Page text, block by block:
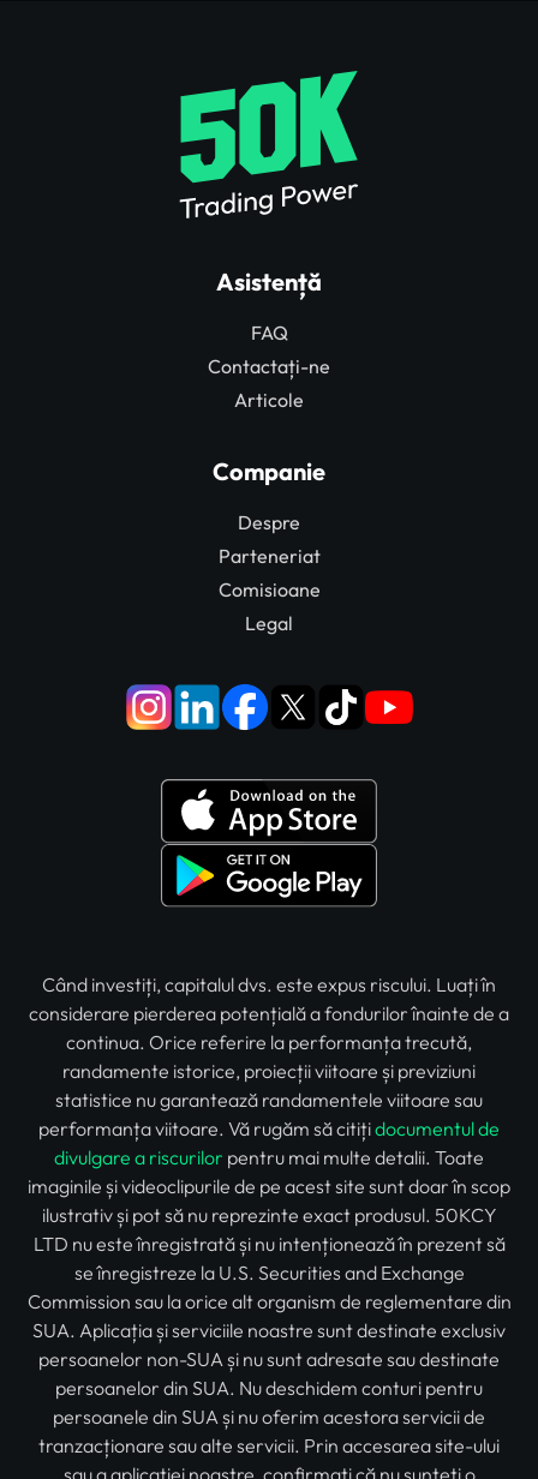
Asistență
FAQ
Contactați-ne
Articole
Companie
Despre
Parteneriat
Comisioane
Legal
Când investiți, capitalul dvs. este expus riscului. Luați în
considerare pierderea potențială a fondurilor înainte de a
continua. Orice referire la performanța trecută,
randamente istorice, proiecții viitoare și previziuni
statistice nu garantează randamentele viitoare sau
performanța viitoare. Vă rugăm să citițidocumentul de
divulgare a riscurilor pentru mai multe detalii. Toate
imaginile și videoclipurile de pe acest site sunt doar în scop
ilustrativ și pot să nu reprezinte exact produsul. 50KCY
LTD nu este înregistrată și nu intenționează în prezent să
se înregistreze la U.S. Securities and Exchange
Commission sau la orice alt organism de reglementare din
SUA. Aplicația și serviciile noastre sunt destinate exclusiv
persoanelor non-SUA și nu sunt adresate sau destinate
persoanelor din SUA. Nu deschidem conturi pentru
persoanele din SUA și nu oferim acestora servicii de
tranzacționare sau alte servicii. Prin accesarea site-ului